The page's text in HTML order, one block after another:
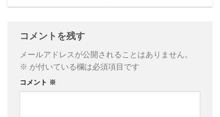
コメントを残す
メールアドレスが公開されることはありません。
※ が付いている欄は必須項目です
コメント ※